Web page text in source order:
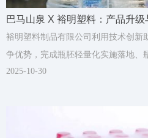
巴马山泉 X 裕明塑料：产品升
裕明塑料制品有限公司利用技术创新
争优势，完成瓶胚轻量化实施落地、
业提供可复制的技术合作范式。
2025-10-30